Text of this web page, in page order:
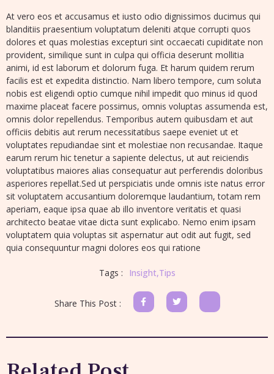
At vero eos et accusamus et iusto odio dignissimos ducimus qui
blanditiis praesentium voluptatum deleniti atque corrupti quos
dolores et quas molestias excepturi sint occaecati cupiditate non
provident, similique sunt in culpa qui officia deserunt mollitia
animi, id est laborum et dolorum fuga. Et harum quidem rerum
facilis est et expedita distinctio. Nam libero tempore, cum soluta
nobis est eligendi optio cumque nihil impedit quo minus id quod
maxime placeat facere possimus, omnis voluptas assumenda est,
omnis dolor repellendus. Temporibus autem quibusdam et aut
officiis debitis aut rerum necessitatibus saepe eveniet ut et
voluptates repudiandae sint et molestiae non recusandae. Itaque
earum rerum hic tenetur a sapiente delectus, ut aut reiciendis
voluptatibus maiores alias consequatur aut perferendis doloribus
asperiores repellat.Sed ut perspiciatis unde omnis iste natus error
sit voluptatem accusantium doloremque laudantium, totam rem
aperiam, eaque ipsa quae ab illo inventore veritatis et quasi
architecto beatae vitae dicta sunt explicabo. Nemo enim ipsam
voluptatem quia voluptas sit aspernatur aut odit aut fugit, sed
quia consequuntur magni dolores eos qui ratione
Tags : Insight,Tips
Share This Post :